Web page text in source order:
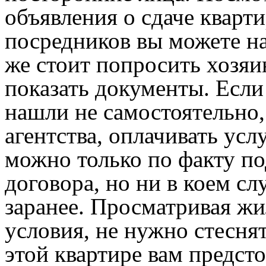
объявления о сдаче
посредников вы можете
же стоит попросить
показать документы.
нашли не
агентства, оплачивать
можно только по факту
договора, но ни в коем
заранее. Просматривая
условия, не нужно
этой квартире вам